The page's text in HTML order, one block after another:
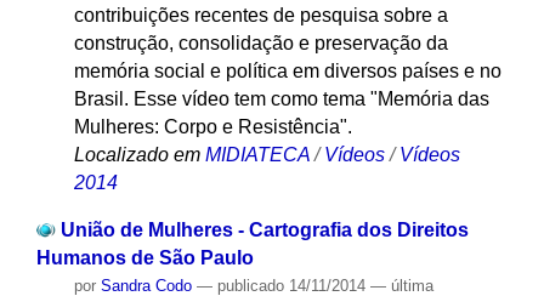
contribuições recentes de pesquisa sobre a
construção, consolidação e preservação da
memória social e política em diversos países e no
Brasil. Esse vídeo tem como tema "Memória das
Mulheres: Corpo e Resistência".
Localizado em MIDIATECA /Vídeos /Vídeos
2014
União de Mulheres - Cartografia dos Direitos
Humanos de São Paulo
por Sandra Codo — publicado14/11/2014 — última